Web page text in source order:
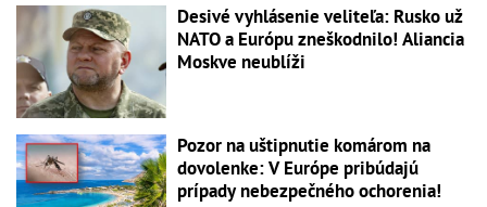
Desivé vyhlásenie veliteľa: Rusko už
NATO a Európu zneškodnilo! Aliancia
Moskve neublíži
Pozor na uštipnutie komárom na
dovolenke: V Európe pribúdajú
prípady nebezpečného ochorenia!